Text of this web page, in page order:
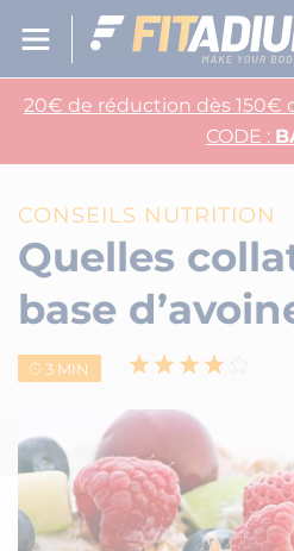
20€ de réduction dès 150€
CODE :
CONSEILS NUTRITION
Quelles
base
3 MIN